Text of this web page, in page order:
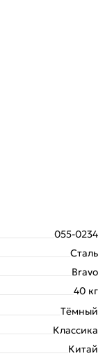
055-0234
Cталь
Bravo
40 кг
Тёмный
Классика
Китай